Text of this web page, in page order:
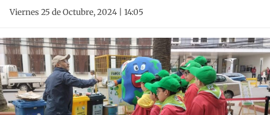
Viernes 25 de Octubre, 2024 | 14:05